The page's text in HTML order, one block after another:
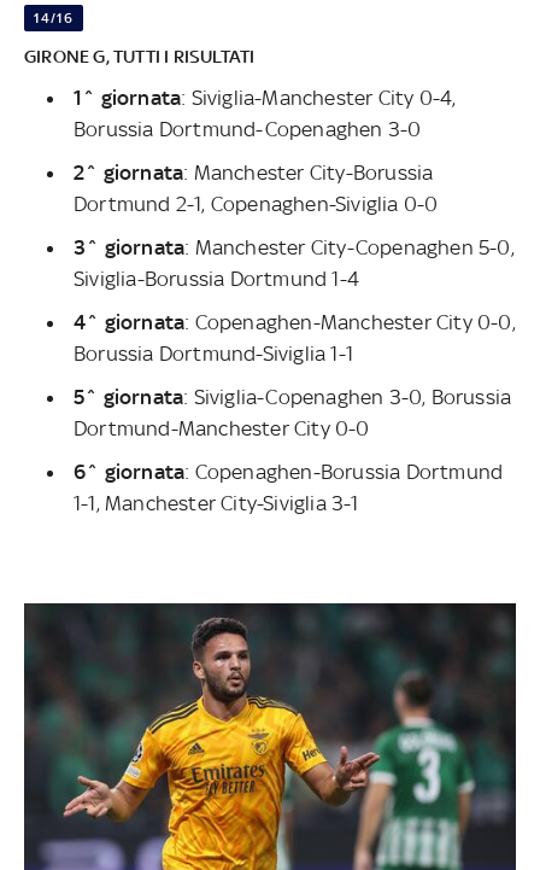
14/16
GIRONE G, TUTTI I RISULTATI
1^ giornata: Siviglia-Manchester City 0-4,
Borussia Dortmund-Copenaghen 3-0
2^ giornata: Manchester City-Borussia
Dortmund 2-1, Copenaghen-Siviglia 0-0
3^ giornata: Manchester City-Copenaghen 5-0,
Siviglia-Borussia Dortmund 1-4
4^ giornata: Copenaghen-Manchester City 0-0,
Borussia Dortmund-Siviglia 1-1
5^ giornata: Siviglia-Copenaghen 3-0, Borussia
Dortmund-Manchester City 0-0
6^ giornata: Copenaghen-Borussia Dortmund
1-1, Manchester City-Siviglia 3-1